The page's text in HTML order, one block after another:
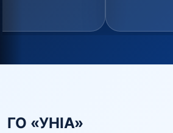
ГО «УНІА»